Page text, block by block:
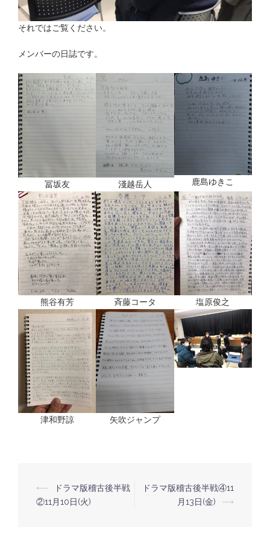
それではご覧ください。
メンバーの日誌です。
冨坂友 淺越岳人 鹿島ゆきこ
熊谷有芳 斉藤コータ 塩原俊之
津和野諒 矢吹ジャンプ
投
⟵
ドラマ版稽古後半戦
②11月10日(火)
ドラマ版稽古後半戦④11
月13日(金)
⟶